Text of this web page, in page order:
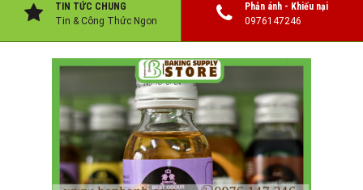
TIN TỨC CHUNG
Tin & Công Thức Ngon
Phản ánh - Khiếu nại
0976147246